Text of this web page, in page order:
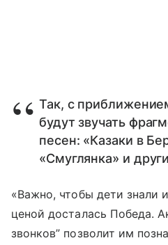
Так, с
будут звучать
песен: «Казаки в
«Смуглянка» и
«Важно, чтобы дети знали
ценой досталась Победа.
звонков” позволит им